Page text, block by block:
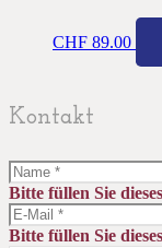
CHF 89.00
Kontakt
Bitte füllen Sie
Bitte füllen Sie